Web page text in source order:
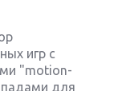
игр с
"motion-
для